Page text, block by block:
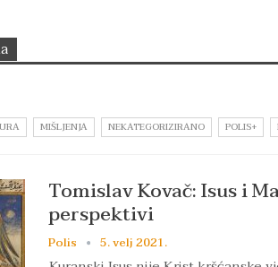
MIŠLJENJA NEKATEGORIZIRANO POLIS+
Tomislav Kovač: Isus i
perspektivi
Polis 5. velj 2021.